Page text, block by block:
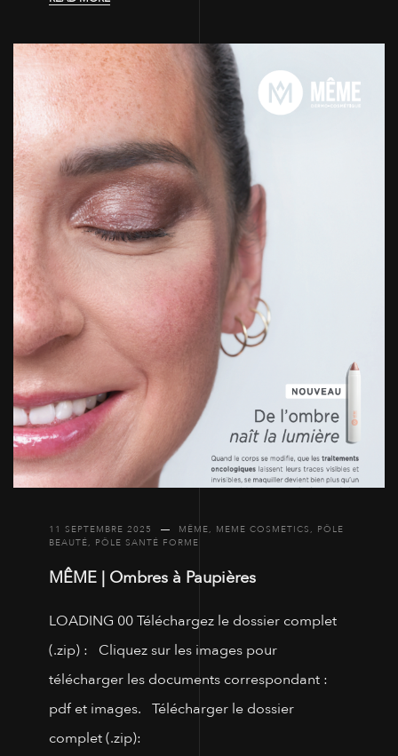
11 SEPTEMBRE 2025 MÊME, MEME COSMETICS, PÔLE
BEAUTÉ, PÔLE SANTÉ FORME
MÊME | Ombres à Paupières
LOADING 00 Téléchargez le dossier complet
(.zip) : Cliquez sur les images pour
télécharger les documents correspondant :
pdf et images. Télécharger le dossier
complet (.zip):